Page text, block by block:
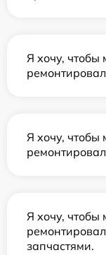
Я хочу, чтобы
Я хочу, чтобы
Я хочу, чтобы
запчастями.